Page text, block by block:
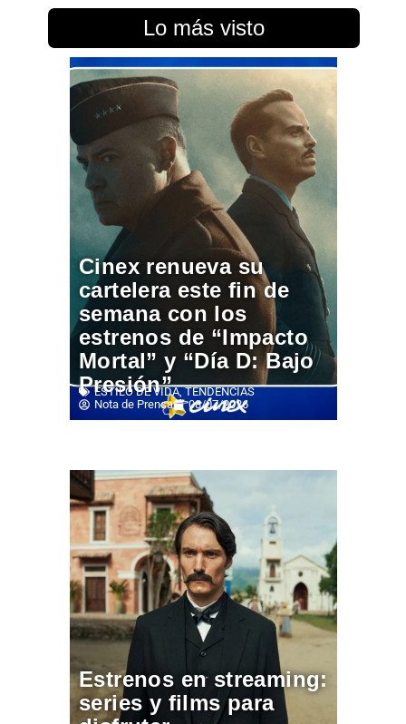
Lo más visto
Cinex renueva su
cartelera este fin de
semana con los
estrenos de “Impacto
Mortal” y “Día D: Bajo
Presión”
ESTILO DE VIDA,TENDENCIAS
Nota de Prensa
08/07/2026
Estrenos en streaming:
series y films para